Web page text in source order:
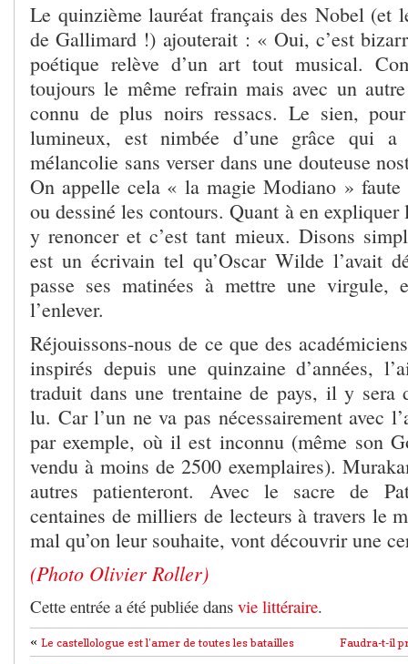
Le quinzième lauréat français des Nobel (et
de Gallimard !) ajouterait : « Oui, c’est
poétique relève d’un art tout musical.
toujours le même refrain mais avec un
connu de plus noirs ressacs. Le sien,
lumineux, est nimbée d’une grâce qui
mélancolie sans verser dans une douteuse
On appelle cela « la magie Modiano » faute
ou dessiné les contours. Quant à en expliquer
y renoncer et c’est tant mieux. Disons
est un écrivain tel qu’Oscar Wilde l’avait
passe ses matinées à mettre une virgule,
l’enlever.
Réjouissons-nous de ce que des
inspirés depuis une quinzaine d’années,
traduit dans une trentaine de pays, il y sera
lu. Car l’un ne va pas nécessairement avec
par exemple, où il est inconnu (même son
vendu à moins de 2500 exemplaires).
autres patienteront. Avec le sacre de
centaines de milliers de lecteurs à travers le
mal qu’on leur souhaite, vont découvrir une
(Photo Olivier Roller)
Cette entrée a été publiée dans vie littéraire.
Faudra-t-il
« Le castellologue est l’amer de toutes les batailles